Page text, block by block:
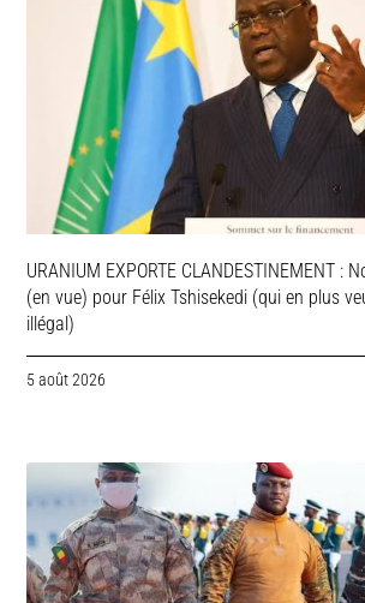
URANIUM EXPORTE CLANDESTINEMENT :
(en vue) pour Félix Tshisekedi (qui en plus
illégal)
5 août 2026